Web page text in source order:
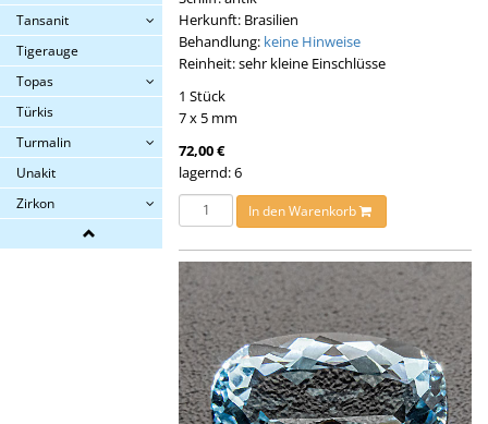
Tansanit
Tigerauge
Topas
Türkis
Turmalin
Unakit
Zirkon
Herkunft: Brasilien
Behandlung: keine Hinweise
Reinheit: sehr kleine Einschlüsse
1 Stück
7 x 5 mm
72,00 €
lagernd: 6
In den Warenkorb